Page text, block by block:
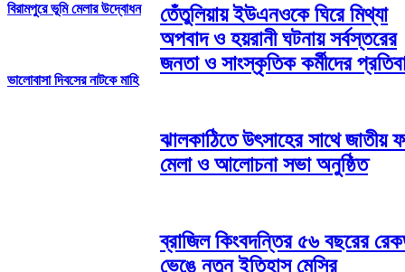
বিরামপুরে ভূমি মেলার উদ্বোধন
ভালোবাসা দিবসের নাটকে মাহি
তেঁতুলিয়ায় ইউএনওকে ঘিরে মিথ্যা
অপবাদ ও হয়রানী ঘটনায় সর্বস্তরের
জনতা ও সাংস্কৃতিক কর্মীদের
ঝালকাঠিতে উৎসাহের সাথে জাতীয়
মেলা ও আলোচনা সভা অনুষ্ঠিত
ব্রাজিল কিংবদন্তির ৫৬ বছরের
ভেঙে নতুন ইতিহাস মেসির